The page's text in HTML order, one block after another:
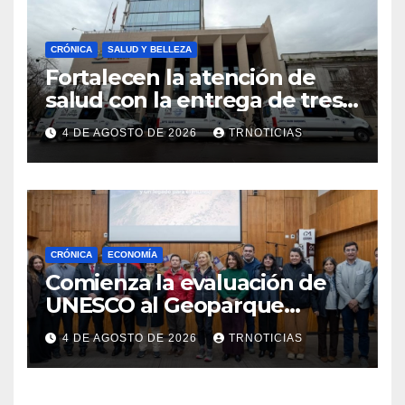
CRÓNICA SALUD Y BELLEZA
Fortalecen la atención de
salud con la entrega de tres
nuevas ambulancias para
Cauquenes y Sagrada Familia
4 DE AGOSTO DE 2026 TRNOTICIAS
CRÓNICA ECONOMÍA
Comienza la evaluación de
UNESCO al Geoparque
Aspirante Pillanmapu en el
Maule
4 DE AGOSTO DE 2026 TRNOTICIAS